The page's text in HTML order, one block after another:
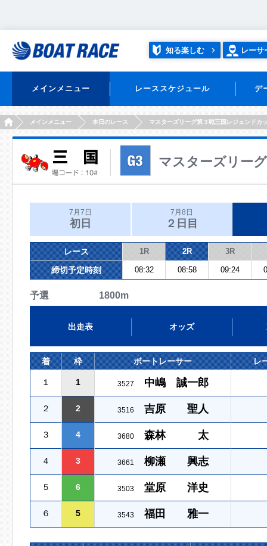
知る楽しむ レーサ
メインメニュー レーススケジュール デ
HOMEメインメニュー 本日のレース マスターズリーグ第３戦三国レジェンドカ
マスターズリー
7月7日
初日
7月8日
２日目
レース 1R 2R 3R
締切予定時刻 08:32 08:58 09:24
予選 1800m
出走表 オッズ
着 枠 ボートレーサー レ
１ 1 3527 中嶋 誠一郎
２ 2 3516 吉原 聖人
３ 4 3680 森林 太
４ 3 3661 柳瀬 興志
５ 6 3503 堂原 洋史
６ 5 3543 福田 雅一